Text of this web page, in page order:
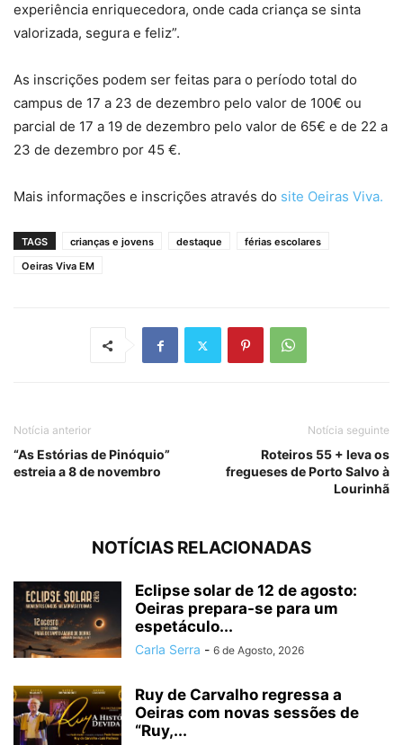
experiência enriquecedora, onde cada criança se sinta
valorizada, segura e feliz”.
As inscrições podem ser feitas para o período total do
campus de 17 a 23 de dezembro pelo valor de 100€ ou
parcial de 17 a 19 de dezembro pelo valor de 65€ e de 22 a
23 de dezembro por 45 €.
Mais informações e inscrições através do site Oeiras Viva.
TAGS crianças e jovens destaque
férias escolares
Oeiras Viva EM
Notícia anterior
“As Estórias de Pinóquio”
estreia a 8 de novembro
Notícia seguinte
Roteiros 55 + leva os
fregueses de Porto Salvo à
Lourinhã
NOTÍCIAS RELACIONADAS
Eclipse solar de 12 de agosto:
Oeiras prepara-se para um
espetáculo...
Carla Serra - 6 de Agosto, 2026
Ruy de Carvalho regressa a
Oeiras com novas sessões de
“Ruy,...